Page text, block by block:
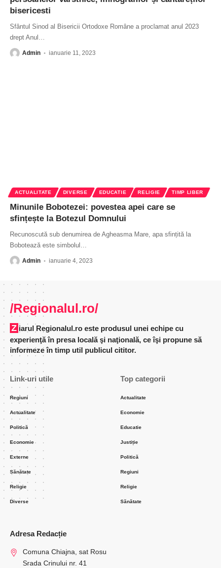
bisericesti
Sfântul Sinod al Bisericii Ortodoxe Române a proclamat anul 2023
drept Anul …
Admin ianuarie 11, 2023
ACTUALITATE DIVERSE EDUCATIE RELIGIE TIMP LIBER
Minunile Bobotezei: povestea apei care se
sfințește la Botezul Domnului
Recunoscută sub denumirea de Agheasma Mare, apa sfințită la
Bobotează este simbolul …
Admin ianuarie 4, 2023
/Regionalul.ro/
Ziarul Regionalul.ro este produsul unei echipe cu
experienţă în presa locală şi naţională, ce îşi propune să
informeze în timp util publicul cititor.
Link-uri utile
Regiuni
Actualitate
Politică
Economie
Externe
Sănătate
Religie
Diverse
Top categorii
Actualitate
Economie
Educatie
Justiție
Politică
Regiuni
Religie
Sănătate
Adresa Redacție
Comuna Chiajna, sat Rosu
Srada Crinului nr. 41